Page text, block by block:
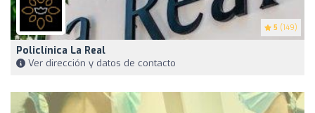
5 (149)
Policlínica La Real
Ver dirección y datos de contacto